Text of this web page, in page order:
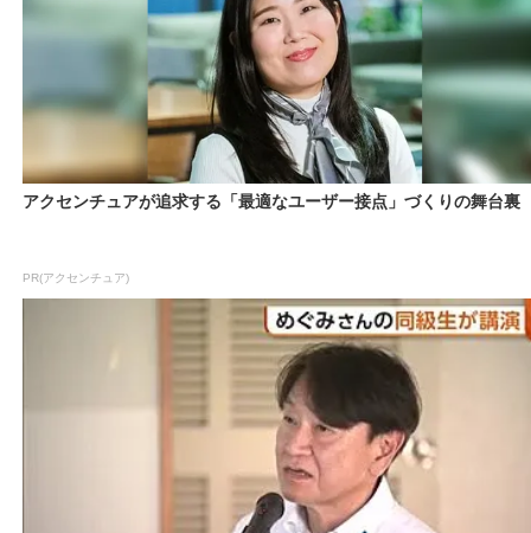
アクセンチュアが追求する「最適なユーザー接点」づくりの舞台裏
PR(アクセンチュア)